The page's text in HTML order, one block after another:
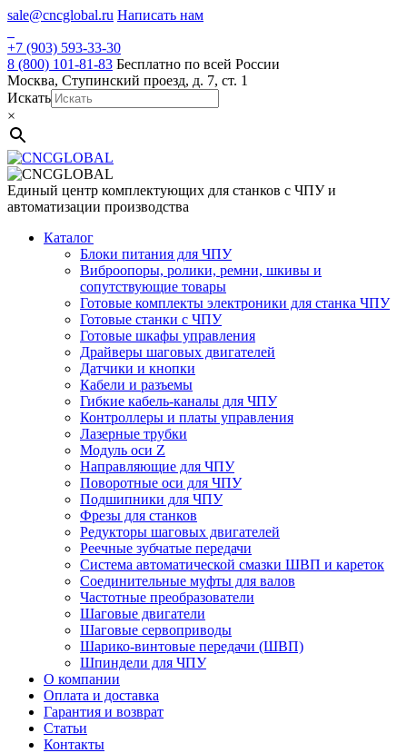
Skip
content
sale@cncglobal.ru Написать нам
+7 (903) 593-33-30
8 (800) 101-81-83 Бесплатно по всей России
Москва, Ступинский проезд, д. 7, ст. 1
Искать
×
Единый центр комплектующих для станков с ЧПУ и
автоматизации производства
Каталог
Блоки питания для ЧПУ
Виброопоры, ролики, ремни, шкивы и
сопутствующие товары
Готовые комплекты электроники для станка ЧПУ
Готовые станки с ЧПУ
Готовые шкафы управления
Драйверы шаговых двигателей
Датчики и кнопки
Кабели и разъемы
Гибкие кабель-каналы для ЧПУ
Контроллеры и платы управления
Лазерные трубки
Модуль оси Z
Направляющие для ЧПУ
Поворотные оси для ЧПУ
Подшипники для ЧПУ
Фрезы для станков
Редукторы шаговых двигателей
Реечные зубчатые передачи
Система автоматической смазки ШВП и кареток
Соединительные муфты для валов
Частотные преобразователи
Шаговые двигатели
Шаговые сервоприводы
Шарико-винтовые передачи (ШВП)
Шпиндели для ЧПУ
О компании
Оплата и доставка
Гарантия и возврат
Статьи
Контакты